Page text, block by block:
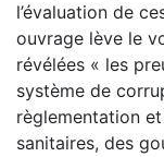
l’évaluation de
ouvrage lève le
révélées « les
système de
règlementation
sanitaires, des